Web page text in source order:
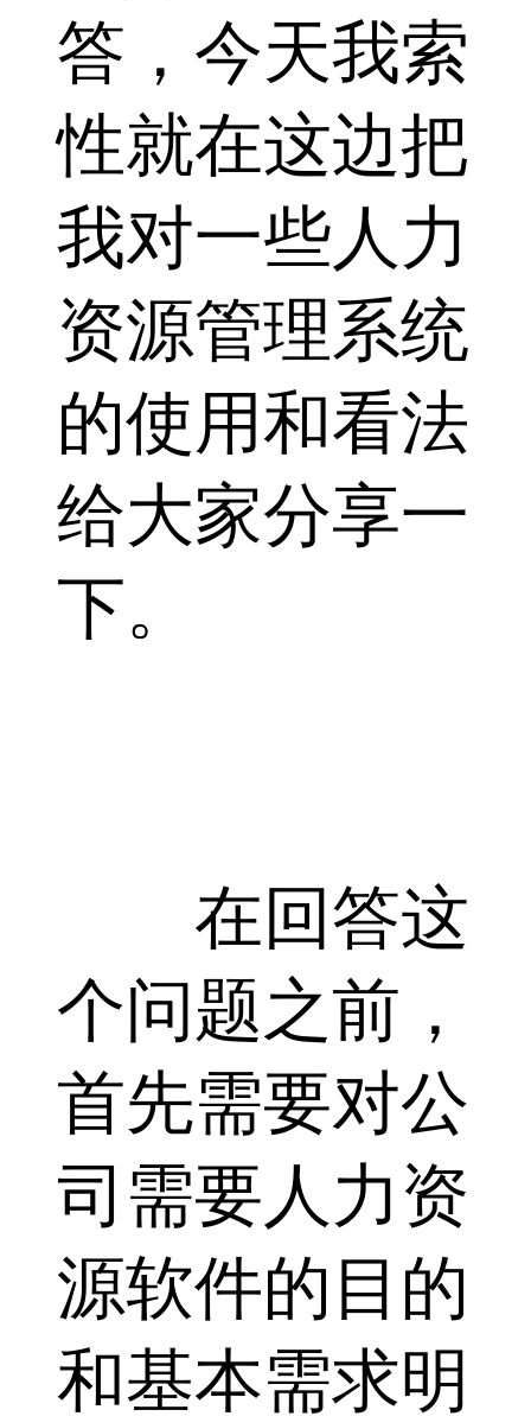
答，今天我索
性就在这边把
我对一些人力
资源管理系统
的使用和看法
给大家分享一
下。
在回答这
个问题之前，
首先需要对公
司需要人力资
源软件的目的
和基本需求明